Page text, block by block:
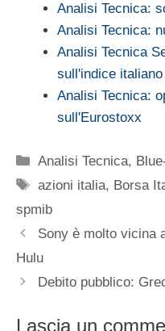
Analisi Tecnica:
Analisi Tecnica:
Analisi Tecnica
sull'indice italiano
Analisi Tecnica:
sull'Eurostoxx
Categorie
Analisi Tecnica,
Tag
azioni italia, Borsa
spmib
Sony è molto vicina
Hulu
Debito pubblico:
Lascia un